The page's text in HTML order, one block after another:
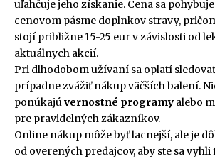
uľahčuje jeho získanie. Cena sa
cenovom pásme doplnkov stravy,
stojí približne 15-25 eur v závislosti od
aktuálnych akcií.
Pri dlhodobom užívaní sa oplatí
prípadne zvážiť nákup väčších balení.
ponúkajúvernostné programy alebo
pre pravidelných zákazníkov.
Online nákup môže byť lacnejší, ale je
od overených predajcov, aby ste sa